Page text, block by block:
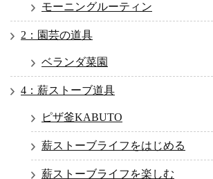
モーニングルーティン
2：園芸の道具
ベランダ菜園
4：薪ストーブ道具
ピザ釜KABUTO
薪ストーブライフをはじめる
薪ストーブライフを楽しむ